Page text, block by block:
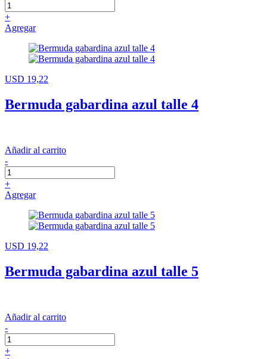
+
Agregar
USD 19,22
Bermuda gabardina azul talle 4
Añadir al carrito
-
+
Agregar
USD 19,22
Bermuda gabardina azul talle 5
Añadir al carrito
-
+